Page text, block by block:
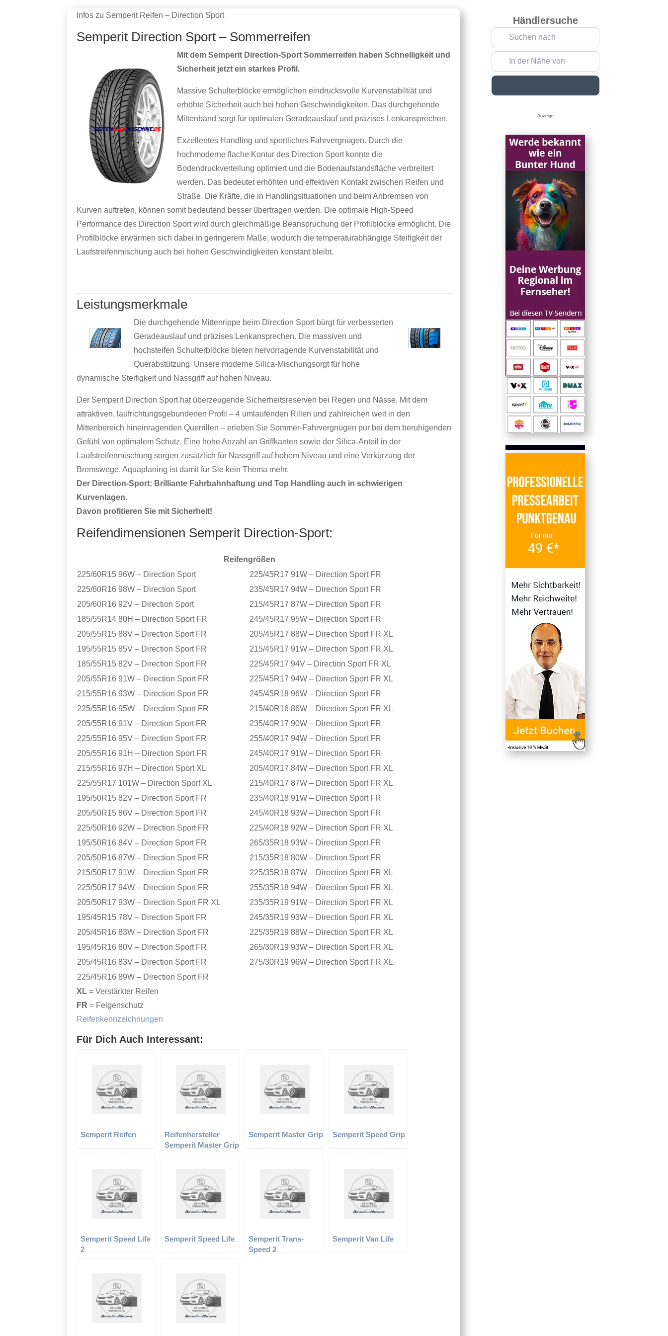
Infos zu Semperit Reifen – Direction Sport
Semperit Direction Sport – Sommerreifen
Mit dem Semperit Direction-Sport Sommerreifen haben Schnelligkeit und
Sicherheit jetzt ein starkes Profil.
Massive Schulterblöcke ermöglichen eindrucksvolle Kurvenstabiltiät und
erhöhte Sicherheit auch bei hohen Geschwindigkeiten. Das durchgehende
Mittenband sorgt für optimalen Geradeauslauf und präzises Lenkansprechen.
Exzellentes Handling und sportliches Fahrvergnügen. Durch die
hochmoderne flache Kontur des Direction Sport konnte die
Bodendruckverteilung optimiert und die Bodenaufstandsfläche verbreitert
werden. Das bedeutet erhöhten und effektiven Kontakt zwischen Reifen und
Straße. Die Kräfte, die in Handlingsituationen und beim Anbremsen von
Kurven auftreten, können somit bedeutend besser übertragen werden. Die optimale High-Speed
Performance des Direction Sport wird durch gleichmäßige Beanspruchung der Profilblöcke ermöglicht. Die
Profilblöcke erwärmen sich dabei in geringerem Maße, wodurch die temperaturabhängige Steifigkeit der
Laufstreifenmischung auch bei hohen Geschwindigkeiten konstant bleibt.
Leistungsmerkmale
Die durchgehende Mittenrippe beim Direction Sport bürgt für verbesserten
Geradeauslauf und präzises Lenkansprechen. Die massiven und
hochsteifen Schulterblöcke bieten hervorragende Kurvenstabilität und
Querabstützung. Unsere moderne Silica-Mischungsorgt für hohe
dynamische Steifigkeit und Nassgriff auf hohen Niveau.
Der Semperit Direction Sport hat überzeugende Sicherheitsreserven bei Regen und Nässe. Mit dem
attraktiven, laufrichtungsgebundenen Profil – 4 umlaufenden Rillen und zahlreichen weit in den
Mittenbereich hineinragenden Querrillen – erleben Sie Sommer-Fahrvergnügen pur bei dem beruhigenden
Gefühl von optimalem Schutz. Eine hohe Anzahl an Griffkanten sowie der Silica-Anteil in der
Laufstreifenmischung sorgen zusätzlich für Nassgriff auf hohem Niveau und eine Verkürzung der
Bremswege. Aquaplaning ist damit für Sie kein Thema mehr.
Der Direction-Sport: Brilliante Fahrbahnhaftung und Top Handling auch in schwierigen
Kurvenlagen.
Davon profitieren Sie mit Sicherheit!
Reifendimensionen Semperit Direction-Sport:
Reifengrößen
225/60R15 96W – Direction Sport
225/45R17 91W – Direction Sport FR
225/60R16 98W – Direction Sport
235/45R17 94W – Direction Sport FR
205/60R16 92V – Direction Sport
215/45R17 87W – Direction Sport FR
185/55R14 80H – Direction Sport FR
245/45R17 95W – Direction Sport FR
205/55R15 88V – Direction Sport FR
205/45R17 88W – Direction Sport FR XL
195/55R15 85V – Direction Sport FR
215/45R17 91W – Direction Sport FR XL
185/55R15 82V – Direction Sport FR
225/45R17 94V – Direction Sport FR XL
205/55R16 91W – Direction Sport FR
225/45R17 94W – Direction Sport FR XL
215/55R16 93W – Direction Sport FR
245/45R18 96W – Direction Sport FR
225/55R16 95W – Direction Sport FR
215/40R16 86W – Direction Sport FR XL
205/55R16 91V – Direction Sport FR
235/40R17 90W – Direction Sport FR
225/55R16 95V – Direction Sport FR
255/40R17 94W – Direction Sport FR
205/55R16 91H – Direction Sport FR
245/40R17 91W – Direction Sport FR
215/55R16 97H – Direction Sport XL
205/40R17 84W – Direction Sport FR XL
225/55R17 101W – Direction Sport XL
215/40R17 87W – Direction Sport FR XL
195/50R15 82V – Direction Sport FR
235/40R18 91W – Direction Sport FR
205/50R15 86V – Direction Sport FR
245/40R18 93W – Direction Sport FR
225/50R16 92W – Direction Sport FR
225/40R18 92W – Direction Sport FR XL
195/50R16 84V – Direction Sport FR
265/35R18 93W – Direction Sport FR
205/50R16 87W – Direction Sport FR
215/35R18 80W – Direction Sport FR
215/50R17 91W – Direction Sport FR
225/35R18 87W – Direction Sport FR XL
225/50R17 94W – Direction Sport FR
255/35R18 94W – Direction Sport FR XL
205/50R17 93W – Direction Sport FR XL
235/35R19 91W – Direction Sport FR XL
195/45R15 78V – Direction Sport FR
245/35R19 93W – Direction Sport FR XL
205/45R16 83W – Direction Sport FR
225/35R19 88W – Direction Sport FR XL
195/45R16 80V – Direction Sport FR
265/30R19 93W – Direction Sport FR XL
205/45R16 83V – Direction Sport FR
275/30R19 96W – Direction Sport FR XL
225/45R16 89W – Direction Sport FR
XL = Verstärkter Reifen
FR = Felgenschutz
Reifenkennzeichnungen
Für Dich Auch Interessant:
Semperit Reifen
Reifenhersteller
Semperit Master Grip
Semperit Master Grip Semperit Speed Grip
Semperit Speed Life
2
Semperit Speed Life
Semperit Trans-
Speed 2
Semperit Van Life
Händlersuche
Suchen nach
In der Nähe von
Anzeige